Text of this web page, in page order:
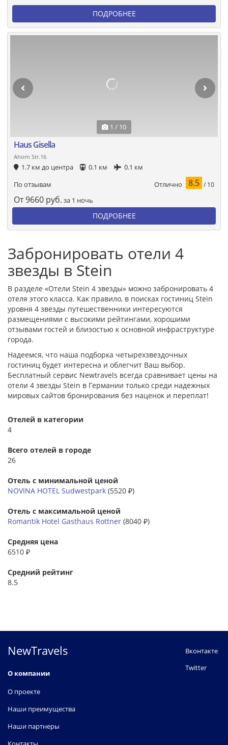
ПОДРОБНЕЕ
1 / 10
Haus Gisella
Ahorn Str.16
1.7 км до центра 0.1 км
0.1 км
По отзывам
Отлично 8.5 / 10
От9660 руб. за 1 ночь
ПОДРОБНЕЕ
Забронировать отели 4
звезды в Stein
В разделе «Отели Stein 4 звезды» можно забронировать 4
отеля этого класса. Как правило, в поисках гостиниц Stein
уровня 4 звезды путешественники интересуются
размещениями с высокими рейтингами, хорошими
отзывами гостей и близостью к основной инфраструктуре
города.
Надеемся, что наша подборка четырехзвездочных
гостиниц будет интересна и облегчит Ваш выбор.
Бесплатный сервис Newtravels всегда сравнивает цены на
отели 4 звезды Stein в Германии только среди надежных
мировых сайтов бронирования без наценок и переплат!
Отелей в категории
4
Всего отелей в городе
26
Отель с минимальной ценой
NOVINA HOTEL Sudwestpark (5520 ₽)
Отель с максимальной ценой
Romantik Hotel Gasthaus Rottner (8040 ₽)
Средняя цена
6510 ₽
Средний рейтинг
8.5
NewTravels
О компании
О проекте
Наши преимущества
Наши партнеры
Вконтакте
Twitter